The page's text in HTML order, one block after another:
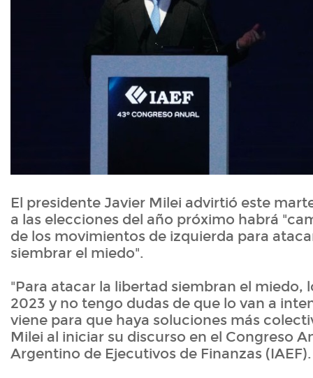
El presidente Javier Milei advirtió este
a las elecciones del año próximo habrá
de los movimientos de izquierda para
siembrar el miedo".
"Para atacar la libertad siembran el miedo,
2023 y no tengo dudas de que lo van a
viene para que haya soluciones más
Milei al iniciar su discurso en el Congreso
Argentino de Ejecutivos de Finanzas (IAEF).